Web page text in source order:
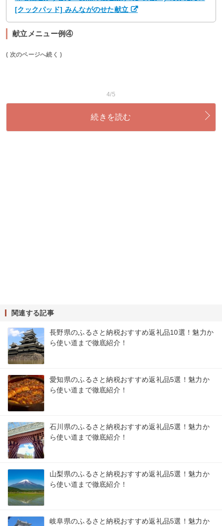
[クックパッド] みんながのせた献立
献立メニュー例④
( 次のページへ続く )
4/5
続きを読む
関連する記事
長野県のふるさと納税おすすめ返礼品10選！魅力か
ら使い道まで徹底紹介！
愛知県のふるさと納税おすすめ返礼品5選！魅力か
ら使い道まで徹底紹介！
石川県のふるさと納税おすすめ返礼品5選！魅力か
ら使い道まで徹底紹介！
山梨県のふるさと納税おすすめ返礼品5選！魅力か
ら使い道まで徹底紹介！
岐阜県のふるさと納税おすすめ返礼品5選！魅力か